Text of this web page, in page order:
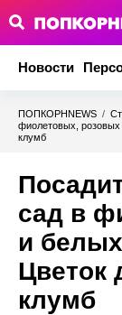
Новости
ПОПКОРНNEWS /
фиолетовых,
клумб
сад в
и
Цветок
клумб